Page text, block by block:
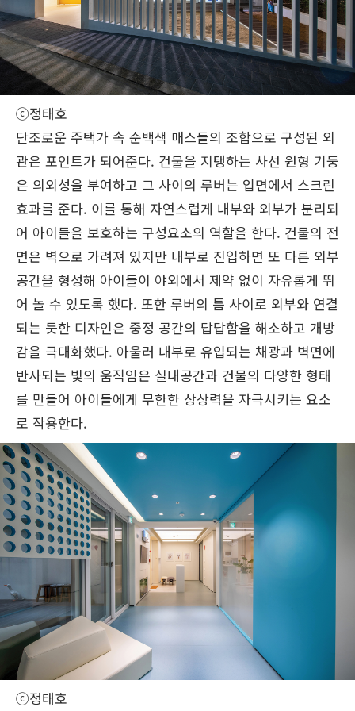
ⓒ정태호
단조로운 주택가 속 순백색 매스들의 조합으로 구성된 외
관은 포인트가 되어준다. 건물을 지탱하는 사선 원형 기둥
은 의외성을 부여하고 그 사이의 루버는 입면에서 스크린
효과를 준다. 이를 통해 자연스럽게 내부와 외부가 분리되
어 아이들을 보호하는 구성요소의 역할을 한다. 건물의 전
면은 벽으로 가려져 있지만 내부로 진입하면 또 다른 외부
공간을 형성해 아이들이 야외에서 제약 없이 자유롭게 뛰
어 놀 수 있도록 했다. 또한 루버의 틈 사이로 외부와 연결
되는 듯한 디자인은 중정 공간의 답답함을 해소하고 개방
감을 극대화했다. 아울러 내부로 유입되는 채광과 벽면에
반사되는 빛의 움직임은 실내공간과 건물의 다양한 형태
를 만들어 아이들에게 무한한 상상력을 자극시키는 요소
로 작용한다.
ⓒ정태호